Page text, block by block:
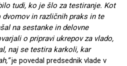
tudi, ko je šlo za testiranje. Kot
in različnih praks in te
na sestanke in delovne
o pripravi ukrepov za vlado,
naj se testira karkoli, kar
je povedal predsednik vlade v